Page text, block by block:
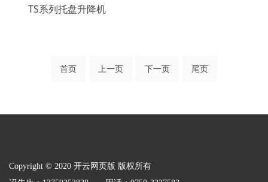
TS系列托盘升降机
首页 上一页 下一页 尾页
Copyright © 2020 开云网页版 版权所有